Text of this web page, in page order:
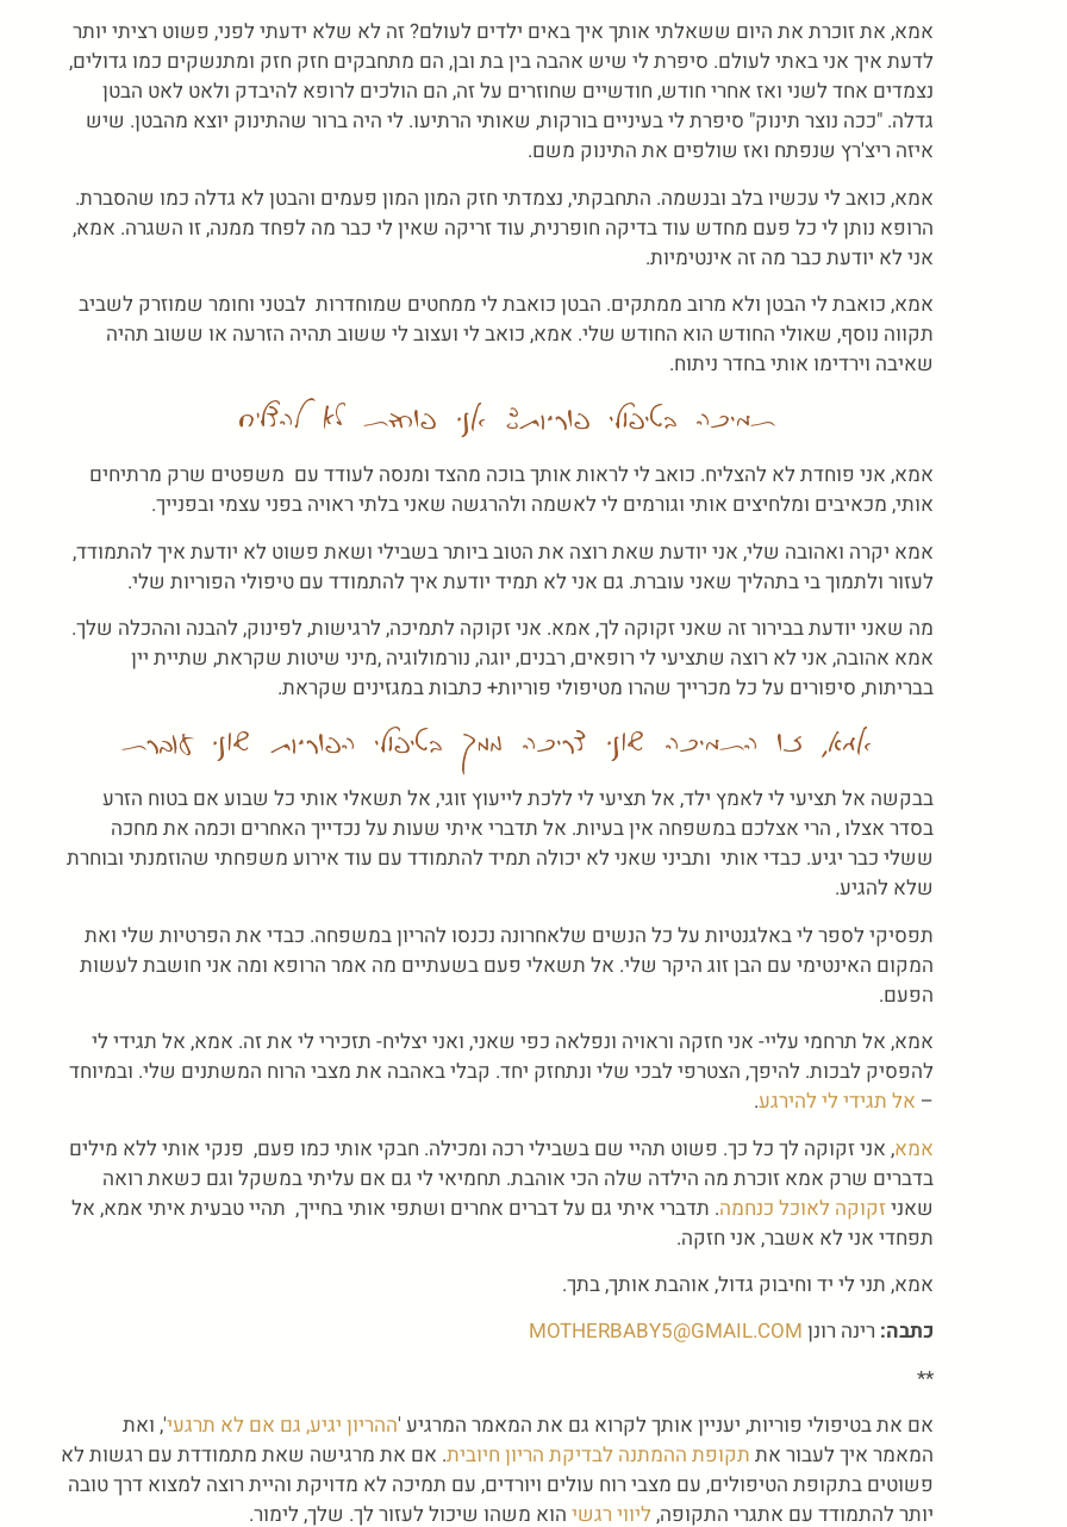
אמא, את זוכרת את היום ששאלתי אותך איך באים ילדים לעולם? זה לא שלא ידעתי לפני, פשוט רציתי יותר
לדעת איך אני באתי לעולם. סיפרת לי שיש אהבה בין בת ובן, הם מתחבקים חזק חזק ומתנשקים כמו גדולים,
נצמדים אחד לשני ואז אחרי חודש, חודשיים שחוזרים על זה, הם הולכים לרופא להיבדק ולאט לאט הבטן
גדלה. "ככה נוצר תינוק" סיפרת לי בעיניים בורקות, שאותי הרתיעו. לי היה ברור שהתינוק יוצא מהבטן. שיש
איזה ריצ'רץ שנפתח ואז שולפים את התינוק משם.
אמא, כואב לי עכשיו בלב ובנשמה. התחבקתי, נצמדתי חזק המון המון פעמים והבטן לא גדלה כמו שהסברת.
הרופא נותן לי כל פעם מחדש עוד בדיקה חופרנית, עוד זריקה שאין לי כבר מה לפחד ממנה, זו השגרה. אמא,
אני לא יודעת כבר מה זה אינטימיות.
אמא, כואבת לי הבטן ולא מרוב ממתקים. הבטן כואבת לי ממחטים שמוחדרות לבטני וחומר שמוזרק לשביב
תקווה נוסף, שאולי החודש הוא החודש שלי. אמא, כואב לי ועצוב לי ששוב תהיה הזרעה או ששוב תהיה
שאיבה וירדימו אותי בחדר ניתוח.
תמיכה בטיפולי פוריות: אני פוחדת לא להצליח
אמא, אני פוחדת לא להצליח. כואב לי לראות אותך בוכה מהצד ומנסה לעודד עם משפטים שרק מרתיחים
אותי, מכאיבים ומלחיצים אותי וגורמים לי לאשמה ולהרגשה שאני בלתי ראויה בפני עצמי ובפנייך.
אמא יקרה ואהובה שלי, אני יודעת שאת רוצה את הטוב ביותר בשבילי ושאת פשוט לא יודעת איך להתמודד,
לעזור ולתמוך בי בתהליך שאני עוברת. גם אני לא תמיד יודעת איך להתמודד עם טיפולי הפוריות שלי.
מה שאני יודעת בבירור זה שאני זקוקה לך, אמא. אני זקוקה לתמיכה, לרגישות, לפינוק, להבנה וההכלה שלך.
אמא אהובה, אני לא רוצה שתציעי לי רופאים, רבנים, יוגה, נורמולוגיה ,מיני שיטות שקראת, שתיית יין
בבריתות, סיפורים על כל מכרייך שהרו מטיפולי פוריות+ כתבות במגזינים שקראת.
אמא, זו התמיכה שאני צריכה ממך בטיפולי הפוריות שאני עוברת
בבקשה אל תציעי לי לאמץ ילד, אל תציעי לי ללכת לייעוץ זוגי, אל תשאלי אותי כל שבוע אם בטוח הזרע
בסדר אצלו , הרי אצלכם במשפחה אין בעיות. אל תדברי איתי שעות על נכדייך האחרים וכמה את מחכה
ששלי כבר יגיע. כבדי אותי ותביני שאני לא יכולה תמיד להתמודד עם עוד אירוע משפחתי שהוזמנתי ובוחרת
שלא להגיע.
תפסיקי לספר לי באלגנטיות על כל הנשים שלאחרונה נכנסו להריון במשפחה. כבדי את הפרטיות שלי ואת
המקום האינטימי עם הבן זוג היקר שלי. אל תשאלי פעם בשעתיים מה אמר הרופא ומה אני חושבת לעשות
הפעם.
אמא, אל תרחמי עליי- אני חזקה וראויה ונפלאה כפי שאני, ואני יצליח- תזכירי לי את זה. אמא, אל תגידי לי
להפסיק לבכות. להיפך, הצטרפי לבכי שלי ונתחזק יחד. קבלי באהבה את מצבי הרוח המשתנים שלי. ובמיוחד
– אל תגידי לי להירגע.
אמא, אני זקוקה לך כל כך. פשוט תהיי שם בשבילי רכה ומכילה. חבקי אותי כמו פעם, פנקי אותי ללא מילים
בדברים שרק אמא זוכרת מה הילדה שלה הכי אוהבת. תחמיאי לי גם אם עליתי במשקל וגם כשאת רואה
שאניזקוקה לאוכל כנחמה. תדברי איתי גם על דברים אחרים ושתפי אותי בחייך, תהיי טבעית איתי אמא, אל
תפחדי אני לא אשבר, אני חזקה.
אמא, תני לי יד וחיבוק גדול, אוהבת אותך, בתך.
כתבה: רינה רונן MOTHERBABY5@GMAIL.COM
**
אם את בטיפולי פוריות, יעניין אותך לקרוא גם את המאמר המרגיע 'ההריון יגיע, גם אם לא תרגעי', ואת
המאמר איך לעבור את תקופת ההמתנה לבדיקת הריון חיובית. אם את מרגישה שאת מתמודדת עם רגשות לא
פשוטים בתקופת הטיפולים, עם מצבי רוח עולים ויורדים, עם תמיכה לא מדויקת והיית רוצה למצוא דרך טובה
יותר להתמודד עם אתגרי התקופה, ליווי רגשי הוא משהו שיכול לעזור לך. שלך, לימור.